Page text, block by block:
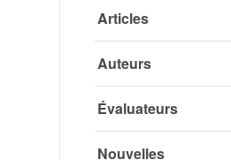
Articles
Auteurs
Évaluateurs
Nouvelles